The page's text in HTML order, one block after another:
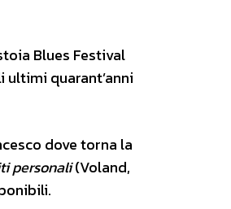
Blues Festival
quarant’anni
dove torna la
personali(Voland,